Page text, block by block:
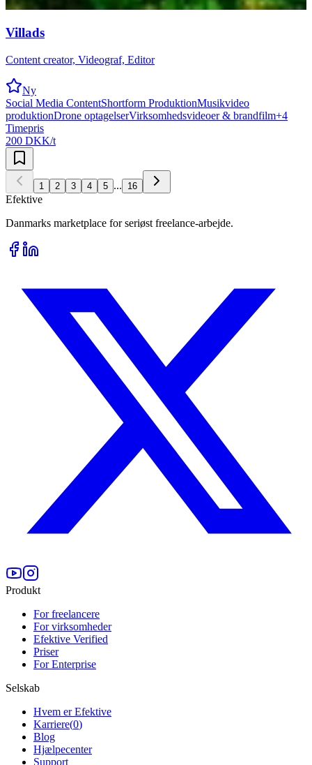
Villads
Content creator, Videograf, Editor
Ny
Social Media ContentShortform ProduktionMusikvideo
produktionDrone optagelserVirksomhedsvideoer & brandfilm+4
Timepris
200 DKK/t
1 2 3 4 5 ... 16
Efektive
Danmarks marketplace for seriøst freelance-arbejde.
Produkt
For freelancere
For virksomheder
Efektive Verified
Priser
For Enterprise
Selskab
Hvem er Efektive
Karriere(0)
Blog
Hjælpecenter
Support